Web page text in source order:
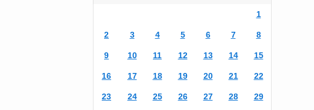
1
2 3 4 5 6 7 8
9 10 11 12 13 14 15
16 17 18 19 20 21 22
23 24 25 26 27 28 29